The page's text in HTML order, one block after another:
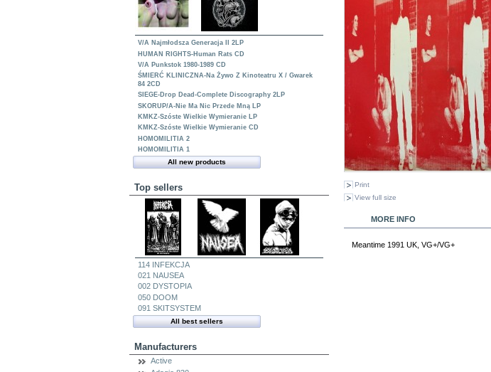
V/A Najmłodsza Generacja II 2LP
HUMAN RIGHTS-Human Rats CD
V/A Punkstok 1980-1989 CD
ŚMIERĆ KLINICZNA-Na Żywo Z Kinoteatru X / Gwarek
84 2CD
SIEGE-Drop Dead-Complete Discography 2LP
SKORUP/A-Nie Ma Nic Przede Mną LP
KMKZ-Szóste Wielkie Wymieranie LP
KMKZ-Szóste Wielkie Wymieranie CD
HOMOMILITIA 2
HOMOMILITIA 1
All new products
Top sellers
114 INFEKCJA
021 NAUSEA
002 DYSTOPIA
050 DOOM
091 SKITSYSTEM
All best sellers
Manufacturers
Active
Print
View full size
MORE INFO
Meantime 1991 UK, VG+/VG+